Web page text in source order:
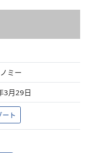
ミー
3月29日
ト